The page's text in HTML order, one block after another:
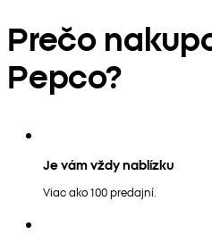
Prečo
Pepco?
Je vám vždy nablízku
Viac ako 100 predajní.